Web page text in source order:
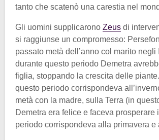
tanto che scatenò una carestia nel
Gli uomini supplicarono Zeus di
si raggiunse un compromesso:
passato metà dell’anno col marito negli
durante questo periodo Demetra
figlia, stoppando la crescita delle
questo periodo corrispondeva
metà con la madre, sulla Terra (in
Demetra era felice e faceva prosperare
periodo corrispondeva alla primavera e